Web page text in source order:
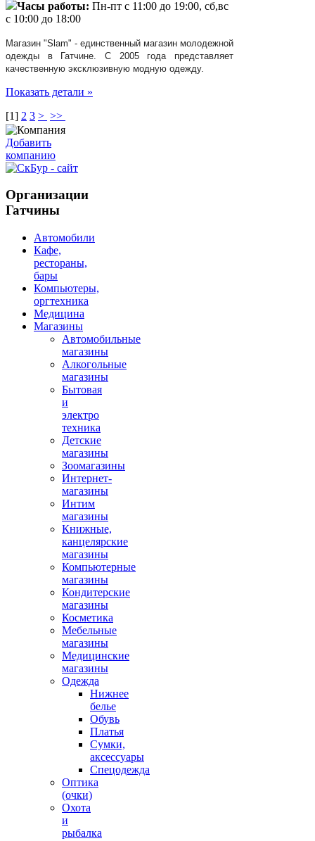
Часы работы: Пн-пт с 11:00 до 19:00, сб,вс
с 10:00 до 18:00
Магазин "Slam" - единственный магазин молодежной
одежды в Гатчине. С 2005 года представляет
качественную эксклюзивную модную одежду.
Показать детали »
[1] 2 3 > >>
Добавить
компанию
Организации
Гатчины
Автомобили
Кафе,
рестораны,
бары
Компьютеры,
оргтехника
Медицина
Магазины
Автомобильные
магазины
Алкогольные
магазины
Бытовая
и
электро
техника
Детские
магазины
Зоомагазины
Интернет-
магазины
Интим
магазины
Книжные,
канцелярские
магазины
Компьютерные
магазины
Кондитерские
магазины
Косметика
Мебельные
магазины
Медицинские
магазины
Одежда
Нижнее
белье
Обувь
Платья
Сумки,
аксессуары
Спецодежда
Оптика
(очки)
Охота
и
рыбалка